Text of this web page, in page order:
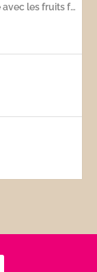
Porridge aux flocons d’avoine avec les fruits frais